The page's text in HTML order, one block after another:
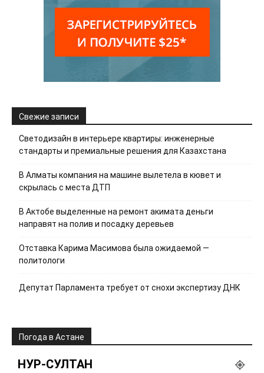
Свежие записи
Светодизайн в интерьере квартиры: инженерные
стандарты и премиальные решения для Казахстана
В Алматы компания на машине вылетела в кювет и
скрылась с места ДТП
В Актобе выделенные на ремонт акимата деньги
направят на полив и посадку деревьев
Отставка Карима Масимова была ожидаемой —
политологи
Депутат Парламента требует от снохи экспертизу ДНК
Погода в Астане
НУР-СУЛТАН